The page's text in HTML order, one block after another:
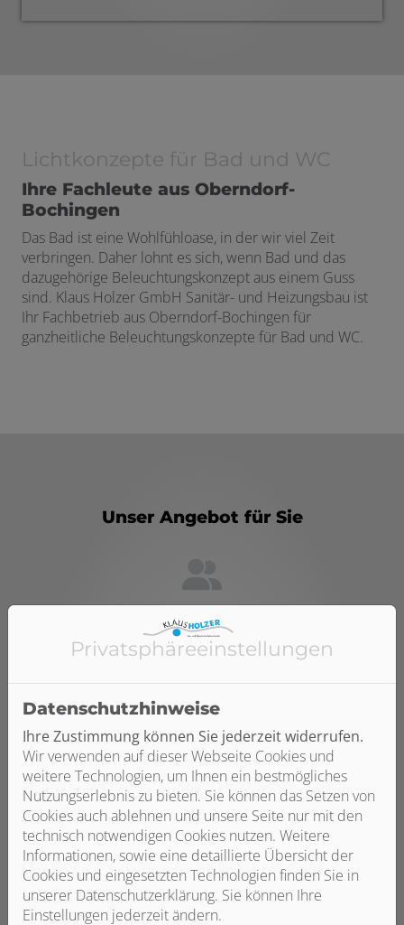
Lichtkonzepte für Bad und WC
Ihre Fachleute aus Oberndorf-
Bochingen
Das Bad ist eine Wohlfühloase, in der wir viel Zeit
verbringen. Daher lohnt es sich, wenn Bad und das
dazugehörige Beleuchtungskonzept aus einem Guss
sind. Klaus Holzer GmbH Sanitär- und Heizungsbau ist
Ihr Fachbetrieb aus Oberndorf-Bochingen für
ganzheitliche Beleuchtungskonzepte für Bad und WC.
Unser Angebot für Sie
Individuelle Beratung
Jedes Bad, jede Toilette ist anders. Wir beraten Sie zu
Lichtschalter bis hin zu Beleuchtungskonzepten, die in
Ihr Smart Home eingebunden werden.
Planung von Fachleuten
Sie wollen nicht jedes Mal erblinden, wenn Sie nachts
auf die Toilette müssen? Mit dem richtigen Konzept aus
direkter und indirekter Beleuchtung ist das ein Problem
der Vergangenheit – und ganz nebenbei wirkt der Raum
Privatsphäre­einstellungen
Datenschutzhinweise
Ihre Zustimmung können Sie jederzeit widerrufen.
Wir verwenden auf dieser Webseite Cookies und
weitere Technologien, um Ihnen ein bestmögliches
Nutzungserlebnis zu bieten. Sie können das Setzen von
Cookies auch ablehnen und unsere Seite nur mit den
technisch notwendigen Cookies nutzen. Weitere
Informationen, sowie eine detaillierte Übersicht der
Cookies und eingesetzten Technologien finden Sie in
unserer Datenschutzerklärung. Sie können Ihre
Einstellungen jederzeit ändern.